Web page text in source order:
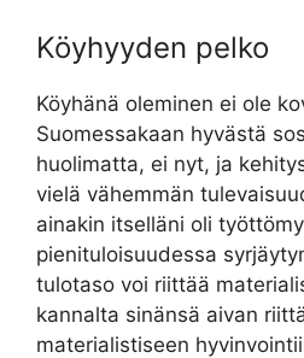
Köyhyyden pelko
Köyhänä oleminen ei ole
Suomessakaan hyvästä
huolimatta, ei nyt, ja
vielä vähemmän
ainakin itselläni oli
pienituloisuudessa
tulotaso voi riittää
kannalta sinänsä aivan
materialistiseen